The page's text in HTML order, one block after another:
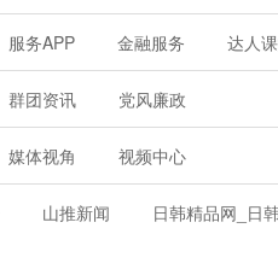
服务APP 金融服务 达人
群团资讯 党风廉政
媒体视角 视频中心
山推新闻 日韩精品网_日